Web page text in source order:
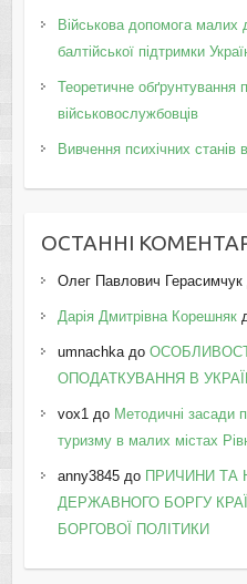
Військова допомога малих
балтійської підтримки
Теоретичне обґрунтування
військовослужбовців
Вивчення психічних станів
ОСТАННІ
Олег Павлович Герасимчук
Дарія Дмитрівна Корешняк
umnachkaдо
ОПОДАТКУВАННЯ В
vox1до Методичні засади
туризму в малих містах
anny3845до ПРИЧИНИ ТА
ДЕРЖАВНОГО БОРГУ
БОРГОВОЇ ПОЛІТИКИ